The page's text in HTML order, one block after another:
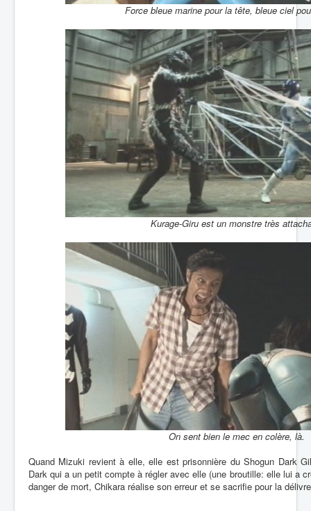
Force bleue marine pour la tête, bleue ciel
Kurage-Giru est un monstre très
On sent bien le mec en colère, là.
Quand Mizuki revient à elle, elle est prisonnière du Shogun Dark
Dark qui a un petit compte à régler avec elle (une broutille: elle lui a
danger de mort, Chikara réalise son erreur et se sacrifie pour la